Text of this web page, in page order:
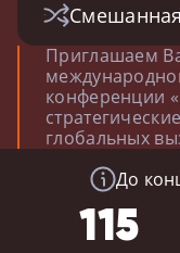
До
115
Смешанная
Приглашаем
конференции
глобальных